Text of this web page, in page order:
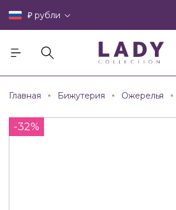
₽ рубли
Главная Бижутерия Ожерелья
-32%